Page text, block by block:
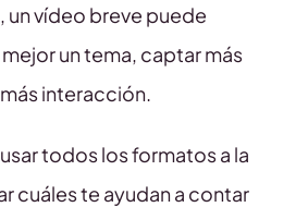
un vídeo breve puede
un tema, captar más
interacción.
todos los formatos a la
cuáles te ayudan a contar